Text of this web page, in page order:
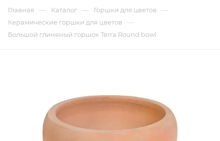
Главная — Каталог — Горшки для цветов —
Керамические горшки для цветов —
Большой глиняный горшок Terra Round bowl